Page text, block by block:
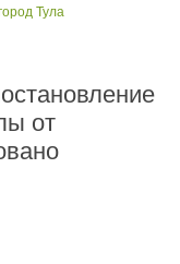
Тула
от